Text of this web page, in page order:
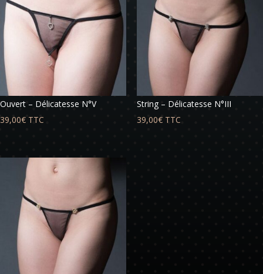
Ouvert – Délicatesse N°V
39,00€ TTC
String – Délicatesse N°III
39,00€ TTC